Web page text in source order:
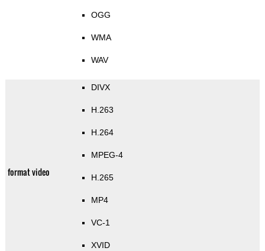
OGG
WMA
WAV
format video
DIVX
H.263
H.264
MPEG-4
H.265
MP4
VC-1
XVID